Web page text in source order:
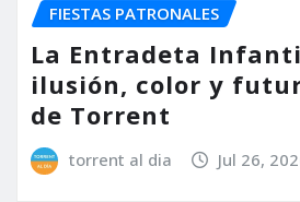
FIESTAS PATRONALES
La Entradeta
ilusión, color y
de Torrent
torrent al dia Jul 26,